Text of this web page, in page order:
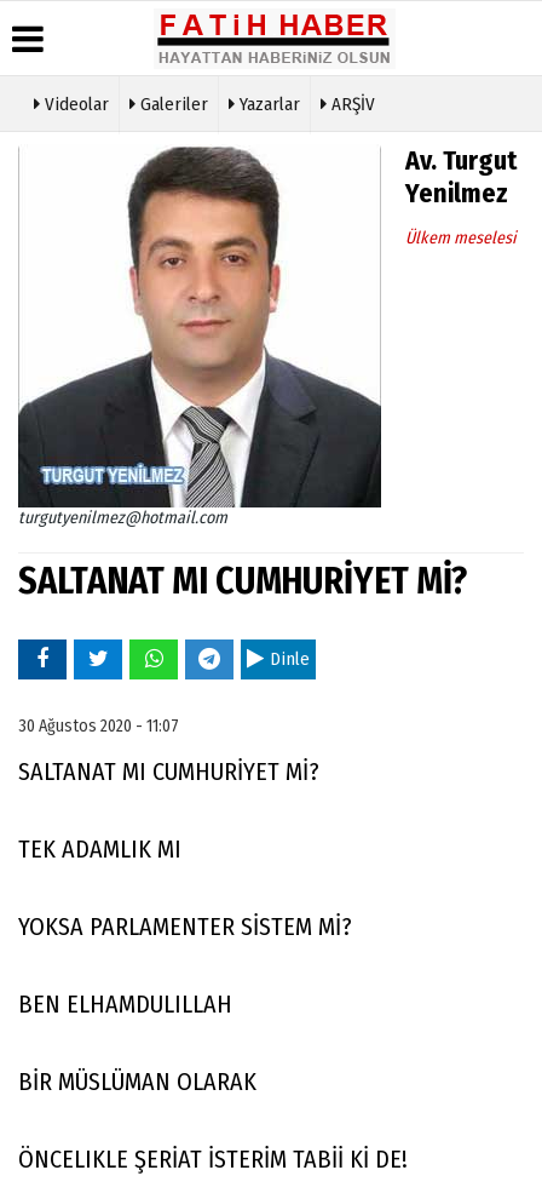
Haberleri
Biyografiler
Künye
İletişim
Politikası
Videolar Galeriler Yazarlar ARŞİV
Av. Turgut
Yenilmez
Ülkem meselesi
turgutyenilmez@hotmail.com
SALTANAT MI CUMHURİYET Mİ?
Dinle
30 Ağustos 2020 - 11:07
SALTANAT MI CUMHURİYET Mİ?
TEK ADAMLIK MI
YOKSA PARLAMENTER SİSTEM Mİ?
BEN ELHAMDULILLAH
BİR MÜSLÜMAN OLARAK
ÖNCELIKLE ŞERİAT İSTERİM TABİİ Kİ DE!